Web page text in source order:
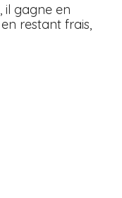
il gagne en
restant frais,